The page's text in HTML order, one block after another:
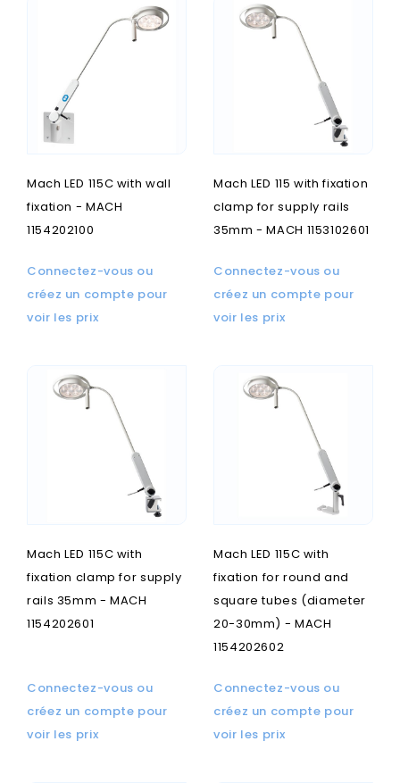
Mach LED 115C with wall
fixation - MACH
1154202100
Connectez-vous ou
créez un compte pour
voir les prix
Mach LED 115 with fixation
clamp for supply rails
35mm - MACH 1153102601
Connectez-vous ou
créez un compte pour
voir les prix
Mach LED 115C with
fixation clamp for supply
rails 35mm - MACH
1154202601
Connectez-vous ou
créez un compte pour
voir les prix
Mach LED 115C with
fixation for round and
square tubes (diameter
20-30mm) - MACH
1154202602
Connectez-vous ou
créez un compte pour
voir les prix